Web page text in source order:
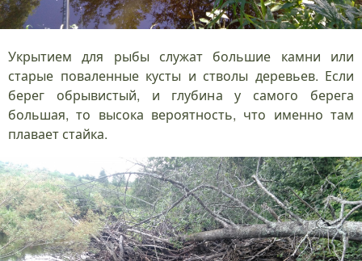
Укрытием для рыбы служат большие камни или
старые поваленные кусты и стволы деревьев. Если
берег обрывистый, и глубина у самого берега
большая, то высока вероятность, что именно там
плавает стайка.